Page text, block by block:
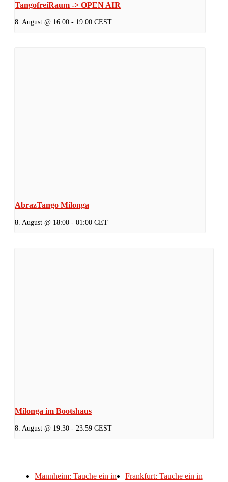
TangofreiRaum -> OPEN AIR
8. August @ 16:00 - 19:00 CEST
AbrazTango Milonga
8. August @ 18:00 - 01:00 CET
Milonga im Bootshaus
8. August @ 19:30 - 23:59 CEST
Mannheim: Tauche ein in
Frankfurt: Tauche ein in